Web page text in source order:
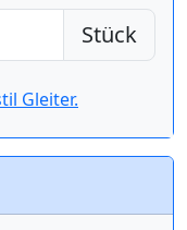
Stück
Gleiter.